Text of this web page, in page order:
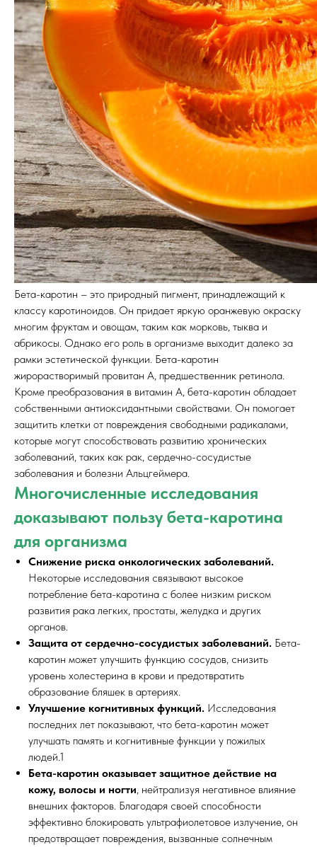
Бета-каротин – это природный пигмент, принадлежащий к
классу каротиноидов. Он придает яркую оранжевую окраску
многим фруктам и овощам, таким как морковь, тыква и
абрикосы. Однако его роль в организме выходит далеко за
рамки эстетической функции. Бета-каротин
жирорастворимый провитан A, предшественник ретинола.
Кроме преобразования в витамин A, бета-каротин обладает
собственными антиоксидантными свойствами. Он помогает
защитить клетки от повреждения свободными радикалами,
которые могут способствовать развитию хронических
заболеваний, таких как рак, сердечно-сосудистые
заболевания и болезни Альцгеймера.
Многочисленные исследования
доказывают пользу бета-каротина
для организма
Снижение риска онкологических заболеваний.
Некоторые исследования связывают высокое
потребление бета-каротина с более низким риском
развития рака легких, простаты, желудка и других
органов.
Защита от сердечно-сосудистых заболеваний. Бета-
каротин может улучшить функцию сосудов, снизить
уровень холестерина в крови и предотвратить
образование бляшек в артериях.
Улучшение когнитивных функций. Исследования
последних лет показывают, что бета-каротин может
улучшать память и когнитивные функции у пожилых
людей.1
Бета-каротин оказывает защитное действие на
кожу, волосы и ногти, нейтрализуя негативное влияние
внешних факторов. Благодаря своей способности
эффективно блокировать ультрафиолетовое излучение, он
предотвращает повреждения, вызванные солнечным